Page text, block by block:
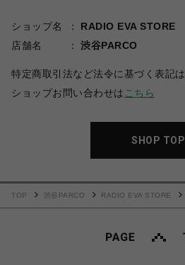
ショップ名
RADIO EVA STORE
店舗名
渋谷PARCO
特定商取引法など法令に基づく表記は
ショップお問い合わせは こちら
SHOP TOP
TOP 渋谷PARCO RADIO EVA STORE